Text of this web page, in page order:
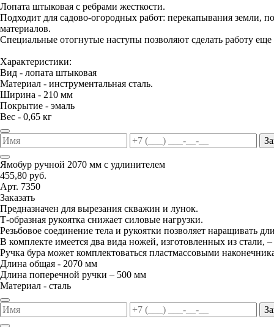
Лопата штыковая с ребрами жесткости.
Подходит для садово-огородных работ: перекапывания земли,
материалов.
Специальные отогнутые наступы позволяют сделать работу
Характеристики:
Вид - лопата штыковая
Материал - инструментальная сталь.
Ширина - 210 мм
Покрытие - эмаль
Вес - 0,65 кг
Ямобур ручной 2070 мм с удлинителем
455,80 руб.
Арт. 7350
Заказать
Предназначен для вырезания скважин и лунок.
Т-образная рукоятка снижает силовые нагрузки.
Резьбовое соединение тела и рукоятки позволяет наращивать
В комплекте имеется два вида ножей, изготовленных из стали,
Ручка бура может комплектоваться пластмассовыми
Длина общая - 2070 мм
Длина поперечной ручки – 500 мм
Материал - сталь